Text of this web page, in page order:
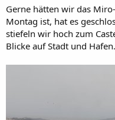
Gerne hätten wir das
Montag ist, hat es
stiefeln wir hoch zum
Blicke auf Stadt und Hafen.